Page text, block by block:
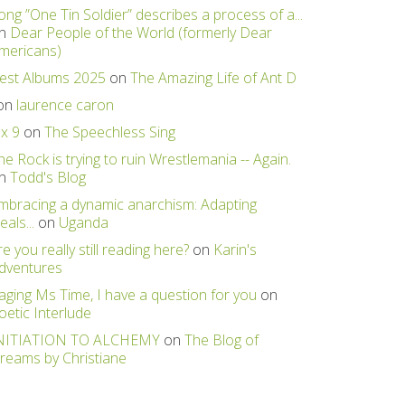
”One Tin Soldier” describes a process of a...
Dear People of the World (formerly Dear
Albums 2025 onThe Amazing Life of Ant D
laurence caron
9 onThe Speechless Sing
Rock is trying to ruin Wrestlemania -- Again.
Todd's Blog
a dynamic anarchism: Adapting
on Uganda
you really still reading here? on Karin's
Ms Time, I have a question for you on
Interlude
TO ALCHEMY onThe Blog of
by Christiane